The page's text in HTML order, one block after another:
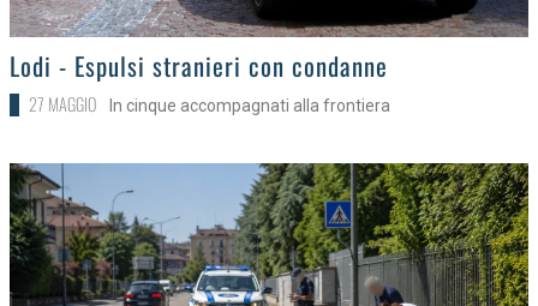
>Lodi - Espulsi stranieri con condanne
27 MAGGIO In cinque accompagnati alla frontiera